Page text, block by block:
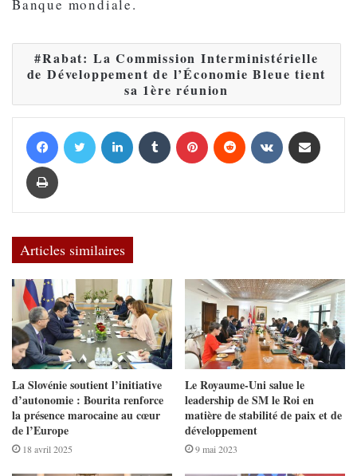
Banque mondiale.
Rabat: La Commission Interministérielle
de Développement de l’Économie Bleue tient
sa 1ère réunion
Articles similaires
La Slovénie soutient l’initiative
d’autonomie : Bourita renforce
la présence marocaine au cœur
de l’Europe
18 avril 2025
Le Royaume-Uni salue le
leadership de SM le Roi en
matière de stabilité de paix et de
développement
9 mai 2023